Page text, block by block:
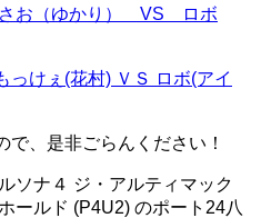
お（ゆかり） VS ロボ
けぇ(花村) ＶＳ ロボ(アイ
で、是非ごらんください！
ソナ４ ジ・アルティマック
ールド (P4U2) のポート24八